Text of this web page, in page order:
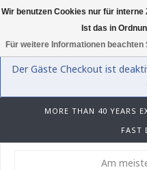
Der Gäste Checkout ist
MORE THAN 40 YEARS
FAST
Am
Wir benutzen Cookies nur für
Ist das in
Für weitere Informationen